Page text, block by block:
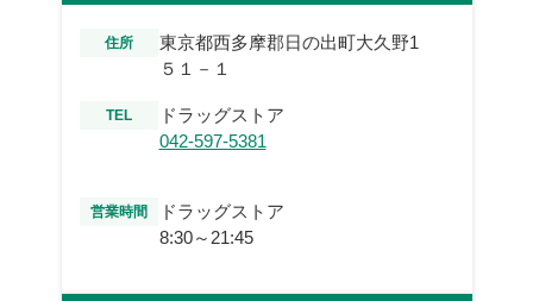
住所
東京都西多摩郡日の出町大久野1
５１－１
TEL
ドラッグストア
042-597-5381
営業時間
ドラッグストア
8:30～21:45